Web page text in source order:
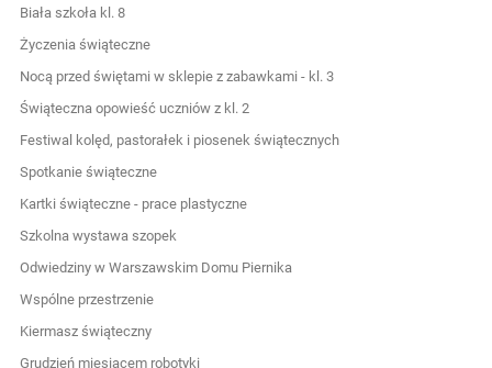
Biała szkoła kl. 8
Życzenia świąteczne
Nocą przed świętami w sklepie z zabawkami - kl. 3
Świąteczna opowieść uczniów z kl. 2
Festiwal kolęd, pastorałek i piosenek świątecznych
Spotkanie świąteczne
Kartki świąteczne - prace plastyczne
Szkolna wystawa szopek
Odwiedziny w Warszawskim Domu Piernika
Wspólne przestrzenie
Kiermasz świąteczny
Grudzień miesiącem robotyki